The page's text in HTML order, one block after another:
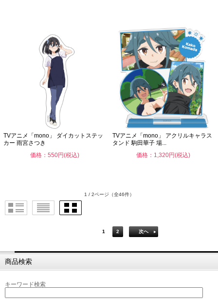
TVアニメ「mono」 ダイカットステッ
カー 雨宮さつき
価格：550円(税込)
TVアニメ「mono」 アクリルキャラス
タンド 駒田華子 場...
価格：1,320円(税込)
1 / 2ページ （全46件）
1 2 次へ
商品検索
キーワード検索